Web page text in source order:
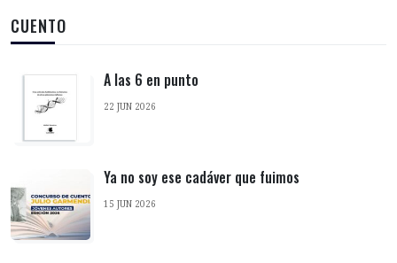
CUENTO
A las 6 en punto
22 JUN 2026
Ya no soy ese cadáver que fuimos
15 JUN 2026